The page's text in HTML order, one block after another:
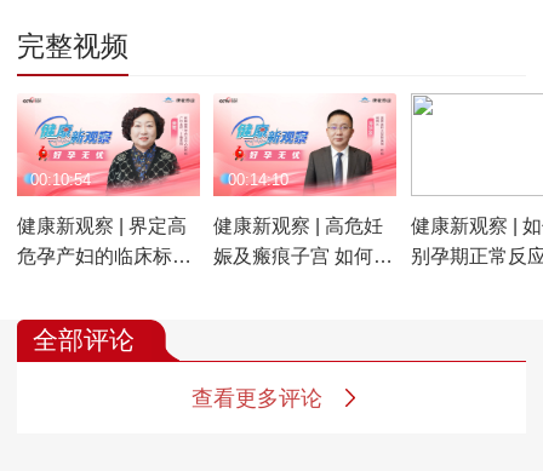
查时机和宜忌
完整视频
健康新观察 | 界定高
危孕产妇的临床标准
缺陷和产后风险
00:10:54
健康新观察 | 高危妊
娠及瘢痕子宫 如何做
00:14:10
健康新观察 |
别孕期正常反
全部评论
查看更多评论